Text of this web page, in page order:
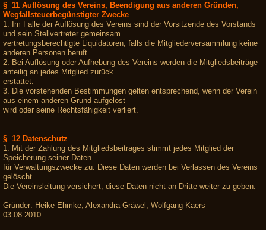
§ 11 Auflösung des Vereins, Beendigung aus anderen Gründen,
Wegfallsteuerbegünstigter Zwecke
1. Im Falle der Auflösung des Vereins sind der Vorsitzende des Vorstands
und sein Stellvertreter gemeinsam
vertretungsberechtigte Liquidatoren, falls die Mitgliederversammlung keine
anderen Personen beruft.
2. Bei Auflösung oder Aufhebung des Vereins werden die Mitgliedsbeiträge
anteilig an jedes Mitglied zurück
erstattet.
3. Die vorstehenden Bestimmungen gelten entsprechend, wenn der Verein
aus einem anderen Grund aufgelöst
wird oder seine Rechtsfähigkeit verliert.
§ 12 Datenschutz
1. Mit der Zahlung des Mitgliedsbeitrages stimmt jedes Mitglied der
Speicherung seiner Daten
für Verwaltungszwecke zu. Diese Daten werden bei Verlassen des Vereins
gelöscht.
Die Vereinsleitung versichert, diese Daten nicht an Dritte weiter zu geben.
Gründer: Heike Ehmke, Alexandra Gräwel, Wolfgang Kaers
03.08.2010